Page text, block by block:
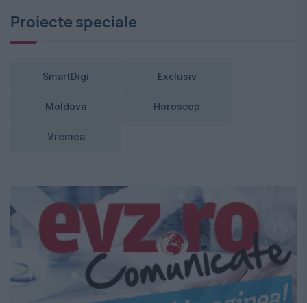
Proiecte speciale
SmartDigi Exclusiv
Moldova Horoscop
Vremea